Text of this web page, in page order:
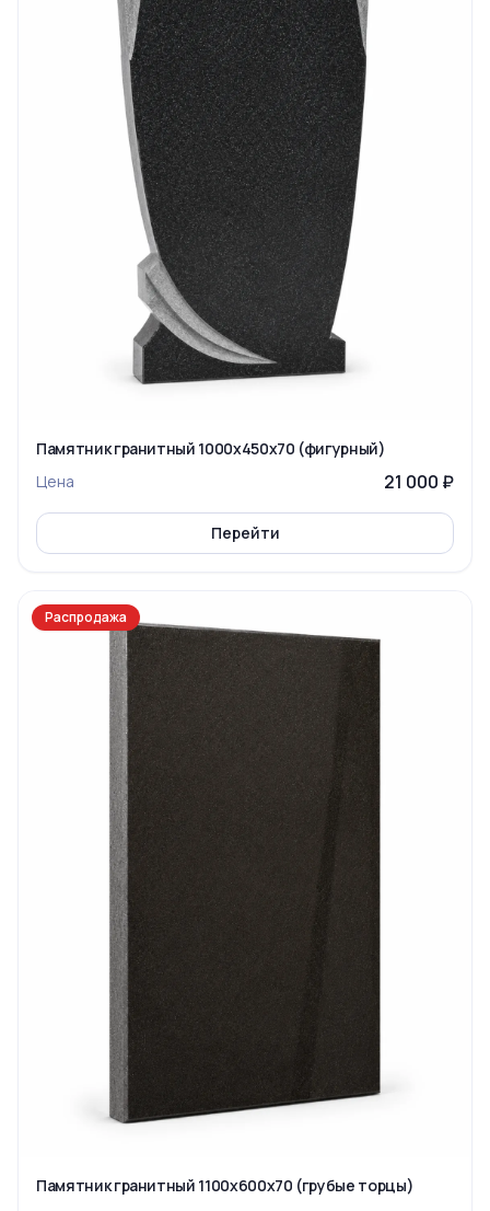
Памятник гранитный 1000x450x70 (фигурный)
Цена
21 000 ₽
Перейти
Распродажа
Памятник гранитный 1100x600x70 (грубые торцы)